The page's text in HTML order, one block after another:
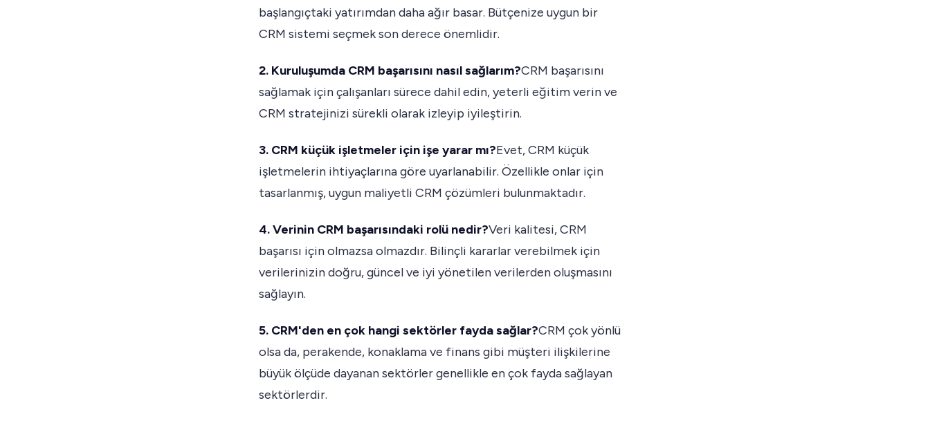
başlangıçtaki yatırımdan daha ağır basar. Bütçenize uygun bir
CRM sistemi seçmek son derece önemlidir.
2. Kuruluşumda CRM başarısını nasıl sağlarım?CRM başarısını
sağlamak için çalışanları sürece dahil edin, yeterli eğitim verin ve
CRM stratejinizi sürekli olarak izleyip iyileştirin.
3. CRM küçük işletmeler için işe yarar mı?Evet, CRM küçük
işletmelerin ihtiyaçlarına göre uyarlanabilir. Özellikle onlar için
tasarlanmış, uygun maliyetli CRM çözümleri bulunmaktadır.
4. Verinin CRM başarısındaki rolü nedir?Veri kalitesi, CRM
başarısı için olmazsa olmazdır. Bilinçli kararlar verebilmek için
verilerinizin doğru, güncel ve iyi yönetilen verilerden oluşmasını
sağlayın.
5. CRM'den en çok hangi sektörler fayda sağlar?CRM çok yönlü
olsa da, perakende, konaklama ve finans gibi müşteri ilişkilerine
büyük ölçüde dayanan sektörler genellikle en çok fayda sağlayan
sektörlerdir.